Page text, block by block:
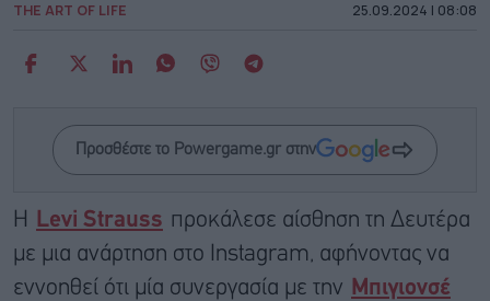
THE ART OF LIFE 25.09.2024 | 08:08
Προσθέστε το Powergame.gr στην
Η Levi Strauss προκάλεσε αίσθηση τη Δευτέρα
με μια ανάρτηση στο Instagram, αφήνοντας να
εννοηθεί ότι μία συνεργασία με την
Μπιγιονσέ